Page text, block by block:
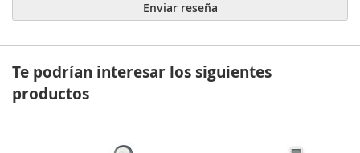
Enviar reseña
Te podrían interesar los siguientes
productos